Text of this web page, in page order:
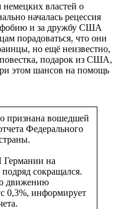
властей о
началась рецессия
и за дружбу США
порадоваться, что они
но ещё неизвестно,
подарок из США,
этом шансов на помощь
признана вошедшей
Федерального
Германии на
сокращался.
движению
0,3%, информирует